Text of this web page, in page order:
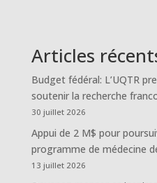
Articles
Budget fédéral: L’UQTR
soutenir la recherche
30 juillet 2026
Appui de 2 M$ pour
programme de médecine
13 juillet 2026